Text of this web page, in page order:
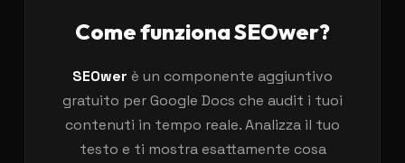
Come funziona SEOwer?
SEOwer è un componente aggiuntivo
gratuito per Google Docs che audit i tuoi
contenuti in tempo reale. Analizza il tuo
testo e ti mostra esattamente cosa